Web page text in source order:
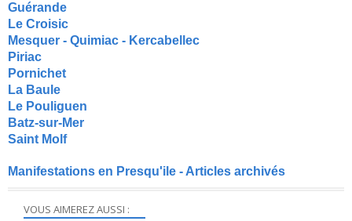
VOUS AIMEREZ AUSSI :
Guérande
Le Croisic
Mesquer - Quimiac - Kercabellec
Piriac
Pornichet
La Baule
Le Pouliguen
Batz-sur-Mer
Saint Molf
Manifestations en Presqu'ile - Articles archivés